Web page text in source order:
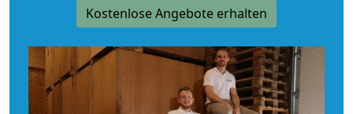
Kostenlose Angebote erhalten